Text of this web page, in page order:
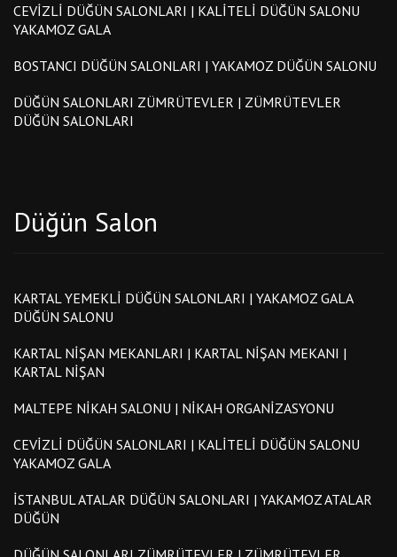
CEVIZLI DÜĞÜN SALONLARI | KALITELI DÜĞÜN SALONU
YAKAMOZ GALA
BOSTANCI DÜĞÜN SALONLARI | YAKAMOZ DÜĞÜN SALONU
DÜĞÜN SALONLARI ZÜMRÜTEVLER | ZÜMRÜTEVLER
DÜĞÜN SALONLARI
Düğün Salon
KARTAL YEMEKLI DÜĞÜN SALONLARI | YAKAMOZ GALA
DÜĞÜN SALONU
KARTAL NIŞAN MEKANLARI | KARTAL NIŞAN MEKANI |
KARTAL NIŞAN
MALTEPE NIKAH SALONU | NIKAH ORGANIZASYONU
CEVIZLI DÜĞÜN SALONLARI | KALITELI DÜĞÜN SALONU
YAKAMOZ GALA
İSTANBUL ATALAR DÜĞÜN SALONLARI | YAKAMOZ ATALAR
DÜĞÜN